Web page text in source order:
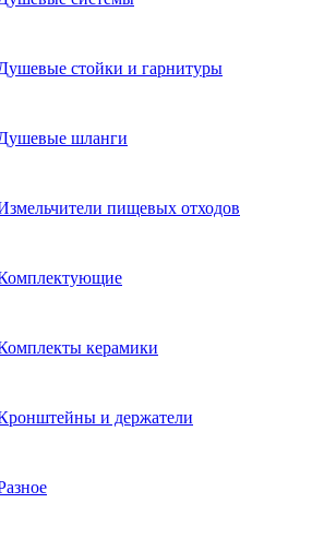
стойки и гарнитуры
шланги
пищевых отходов
керамики
и держатели